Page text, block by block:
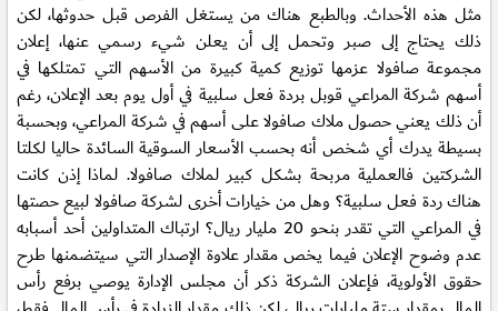
مثل هذه الأحداث. وبالطبع هناك من يستغل الفرص قبل حدوثها، لكن
ذلك يحتاج إلى صبر وتحمل إلى أن يعلن شيء رسمي عنها، إعلان
مجموعة صافولا عزمها توزيع كمية كبيرة من الأسهم التي تمتلكها في
أسهم شركة المراعي قوبل بردة فعل سلبية في أول يوم بعد الإعلان، رغم
أن ذلك يعني حصول ملاك صافولا على أسهم في شركة المراعي، وبحسبة
بسيطة يدرك أي شخص أنه بحسب الأسعار السوقية السائدة حاليا لكلتا
الشركتين فالعملية مربحة بشكل كبير لملاك صافولا. لماذا إذن كانت
هناك ردة فعل سلبية؟ وهل من خيارات أخرى لشركة صافولا لبيع حصتها
في المراعي التي تقدر بنحو 20 مليار ريال؟ ارتباك المتداولين أحد أسبابه
عدم وضوح الإعلان فيما يخص مقدار علاوة الإصدار التي سيتضمنها طرح
حقوق الأولوية، فإعلان الشركة ذكر أن مجلس الإدارة يوصي برفع رأس